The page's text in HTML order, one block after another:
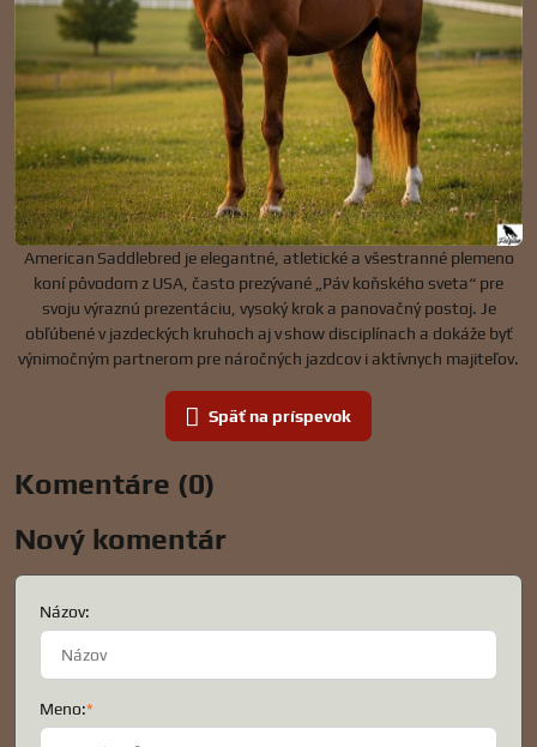
American Saddlebred je elegantné, atletické a všestranné plemeno
koní pôvodom z USA, často prezývané „Páv koňského sveta“ pre
svoju výraznú prezentáciu, vysoký krok a panovačný postoj. Je
obľúbené v jazdeckých kruhoch aj v show disciplínach a dokáže byť
výnimočným partnerom pre náročných jazdcov i aktívnych majiteľov.
Späť na príspevok
Komentáre (0)
Nový komentár
Názov:
Meno:*